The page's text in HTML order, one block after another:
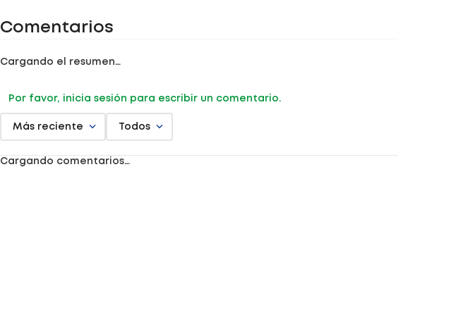
Comentarios
Cargando el resumen…
Por favor, inicia sesión para escribir un comentario.
Más reciente Todos
Cargando comentarios…